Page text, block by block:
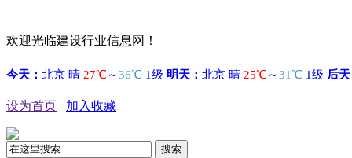
欢迎光临建设行业信息网！
设为首页 加入收藏
搜索